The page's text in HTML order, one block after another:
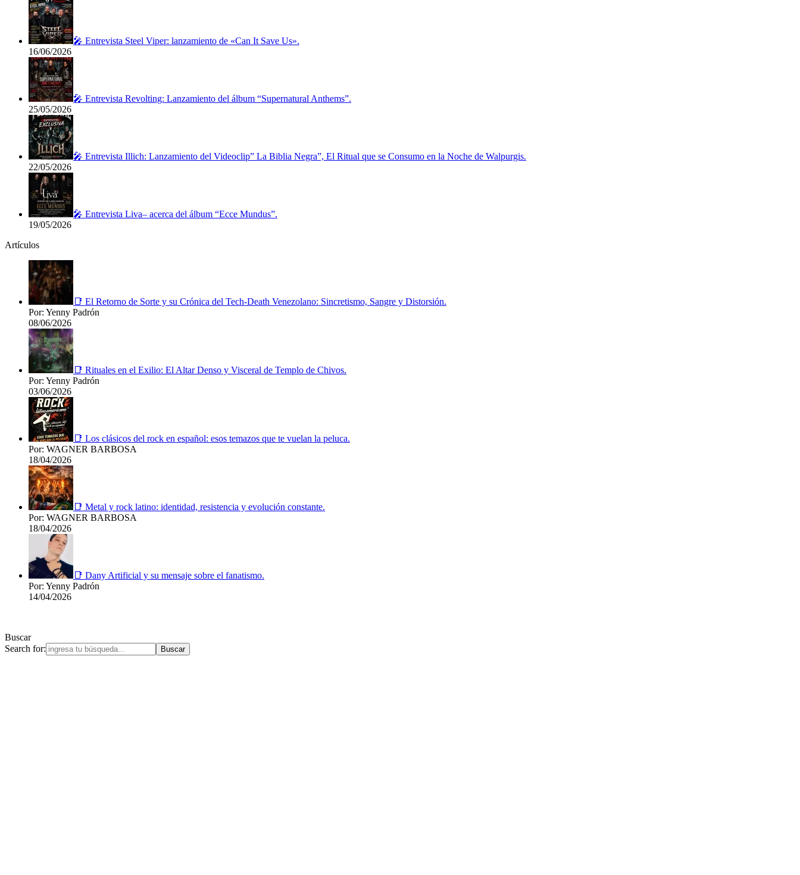
🎤 Entrevista Steel Viper: lanzamiento de «Can It Save Us».
16/06/2026
🎤 Entrevista Revolting: Lanzamiento del álbum “Supernatural Anthems”.
25/05/2026
🎤 Entrevista Illich: Lanzamiento del Videoclip” La Biblia Negra”, El Ritual que se Consumo en la Noche de Walpurgis.
22/05/2026
🎤 Entrevista Liva– acerca del álbum “Ecce Mundus”.
19/05/2026
Artículos
📑 El Retorno de Sorte y su Crónica del Tech-Death Venezolano: Sincretismo, Sangre y Distorsión.
Por: Yenny Padrón
08/06/2026
📑 Rituales en el Exilio: El Altar Denso y Visceral de Templo de Chivos.
Por: Yenny Padrón
03/06/2026
📑 Los clásicos del rock en español: esos temazos que te vuelan la peluca.
Por: WAGNER BARBOSA
18/04/2026
📑 Metal y rock latino: identidad, resistencia y evolución constante.
Por: WAGNER BARBOSA
18/04/2026
📑 Dany Artificial y su mensaje sobre el fanatismo.
Por: Yenny Padrón
14/04/2026
Buscar
Search for: